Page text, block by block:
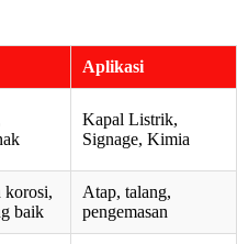
Aplikasi
Kapal Listrik,
Signage, Kimia
korosi,
baik
Atap, talang,
pengemasan